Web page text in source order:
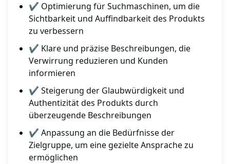
✔ Optimierung für Suchmaschinen, um die
Sichtbarkeit und Auffindbarkeit des Produkts
zu verbessern
✔ Klare und präzise Beschreibungen, die
Verwirrung reduzieren und Kunden
informieren
✔ Steigerung der Glaubwürdigkeit und
Authentizität des Produkts durch
überzeugende Beschreibungen
✔ Anpassung an die Bedürfnisse der
Zielgruppe, um eine gezielte Ansprache zu
ermöglichen